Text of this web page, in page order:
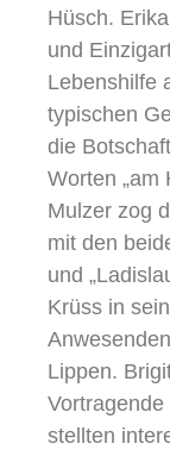
Hüsch.
und
Lebenshilfe
typischen
die
Worten „am
Mulzer zog
mit den
und
Krüss in
Lippen.
stellten